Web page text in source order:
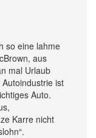
so eine lahme
aus
mal Urlaub
ist
Auto.
Karre nicht